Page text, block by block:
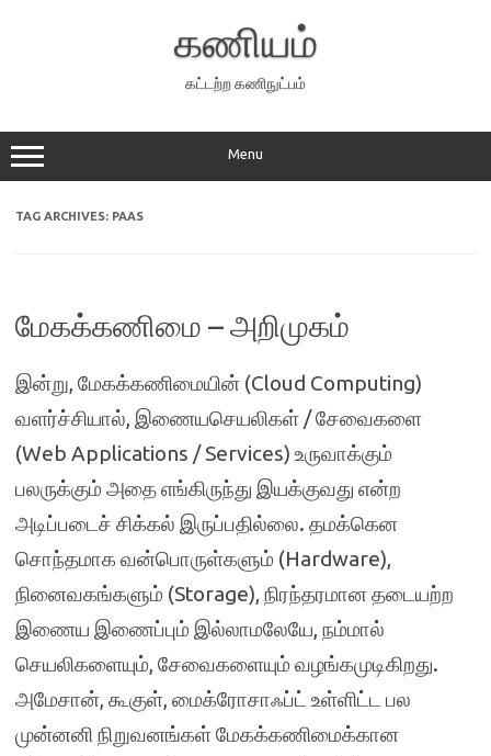
கணியம்
கட்டற்ற கணிநுட்பம்
Menu
TAG ARCHIVES: PAAS
மேகக்கணிமை – அறிமுகம்
இன்று, மேகக்கணிமையின் (Cloud Computing)
வளர்ச்சியால், இணையசெயலிகள் / சேவைகளை
(Web Applications / Services) உருவாக்கும்
பலருக்கும் அதை எங்கிருந்து இயக்குவது என்ற
அடிப்படைச் சிக்கல் இருப்பதில்லை. தமக்கென
சொந்தமாக வன்பொருள்களும் (Hardware),
நினைவகங்களும் (Storage), நிரந்தரமான தடையற்ற
இணைய இணைப்பும் இல்லாமலேயே, நம்மால்
செயலிகளையும், சேவைகளையும் வழங்கமுடிகிறது.
அமேசான், கூகுள், மைக்ரோசாஃப்ட் உள்ளிட்ட பல
முன்னனி நிறுவனங்கள் மேகக்கணிமைக்கான